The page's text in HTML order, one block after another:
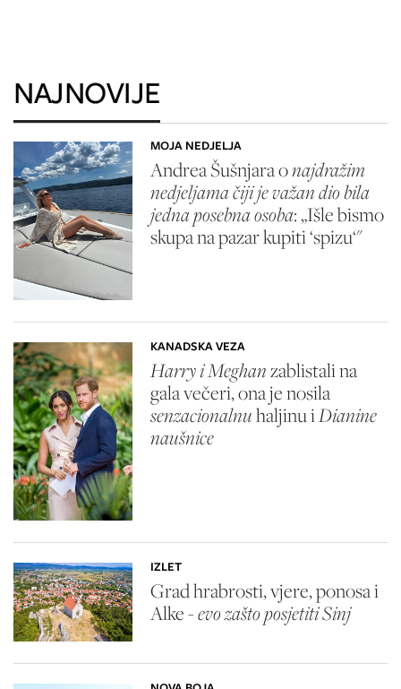
NAJNOVIJE
MOJA NEDJELJA
Andrea Šušnjara onajdražim
nedjeljama čiji je važan dio bila
jedna posebna osoba: „Išle bismo
skupa na pazar kupiti ‘spizu‘"
KANADSKA VEZA
Harry i Meghanzablistali na
gala večeri, ona je nosila
senzacionalnuhaljinu iDianine
naušnice
IZLET
Grad hrabrosti, vjere, ponosa i
Alke -evo zašto posjetiti Sinj